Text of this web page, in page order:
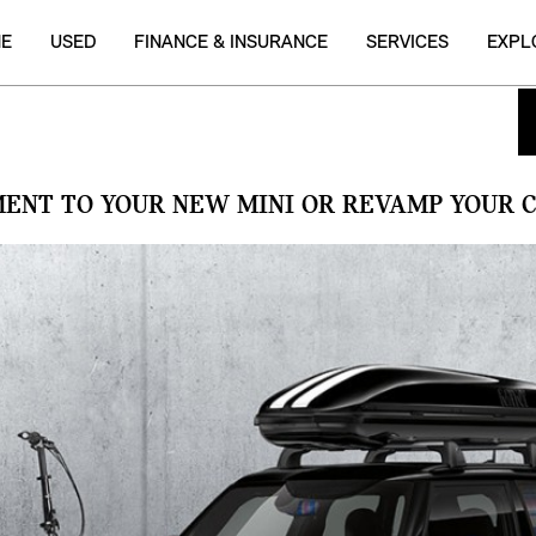
USED FINANCE & INSURANCE SERVICES
TO YOUR NEW MINI OR REVAMP YOUR